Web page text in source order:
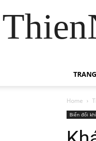
Home
Biến đổi